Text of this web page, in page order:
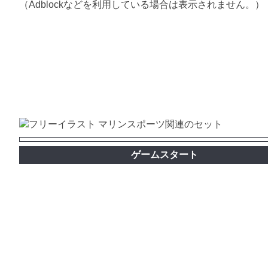
（Adblockなどを利用している場合は表示されません。）
ゲームスタート